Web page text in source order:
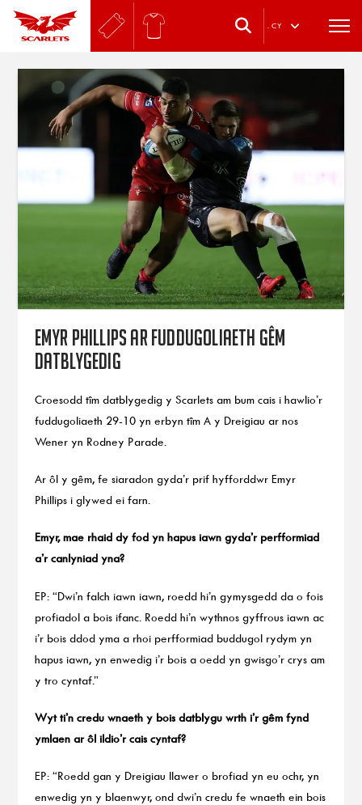
. CY
Emyr Phillips ar fuddugoliaeth gêm
datblygedig
Croesodd tîm datblygedig y Scarlets am bum cais i hawlio’r
fuddugoliaeth 29-10 yn erbyn tîm A y Dreigiau ar nos
Wener yn Rodney Parade.
Ar ôl y gêm, fe siaradon gyda’r prif hyfforddwr Emyr
Phillips i glywed ei farn.
Emyr, mae rhaid dy fod yn hapus iawn gyda’r perfformiad
a’r canlyniad yna?
EP: “Dwi’n falch iawn iawn, roedd hi’n gymysgedd da o fois
profiadol a bois ifanc. Roedd hi’n wythnos gyffrous iawn ac
i’r bois ddod yma a rhoi perfformiad buddugol rydym yn
hapus iawn, yn enwedig i’r bois a oedd yn gwisgo’r crys am
y tro cyntaf.”
Wyt ti’n credu wnaeth y bois datblygu wrth i’r gêm fynd
ymlaen ar ôl ildio’r cais cyntaf?
EP: “Roedd gan y Dreigiau llawer o brofiad yn eu ochr, yn
enwedig yn y blaenwyr, ond dwi’n credu fe wnaeth ein bois